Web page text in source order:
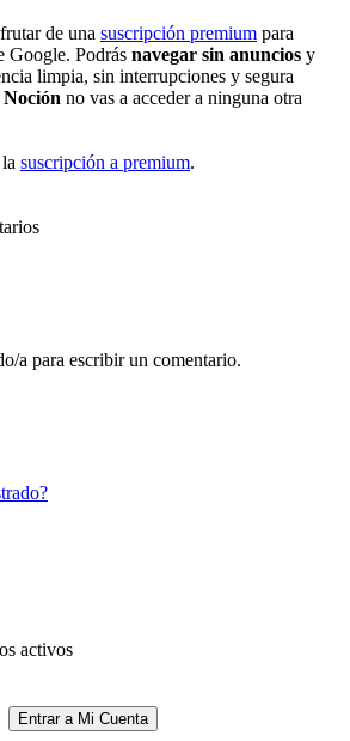
de una suscripción premium para
Google. Podrás navegar sin anuncios y
limpia, sin interrupciones y segura
no vas a acceder a ninguna otra
suscripción a premium.
a para escribir un comentario.
activos
Entrar a Mi Cuenta